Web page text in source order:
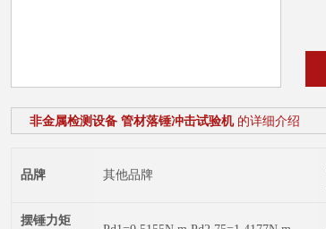
非金属检测设备 管材落锤冲击试验机 的详细介绍
品牌 其他品牌
摆锤力矩